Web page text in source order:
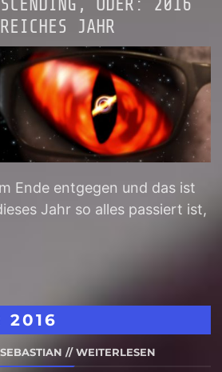
ODER: 2016
JAHR
Ende entgegen und das ist
Jahr so alles passiert ist,
2016
//WEITERLESEN